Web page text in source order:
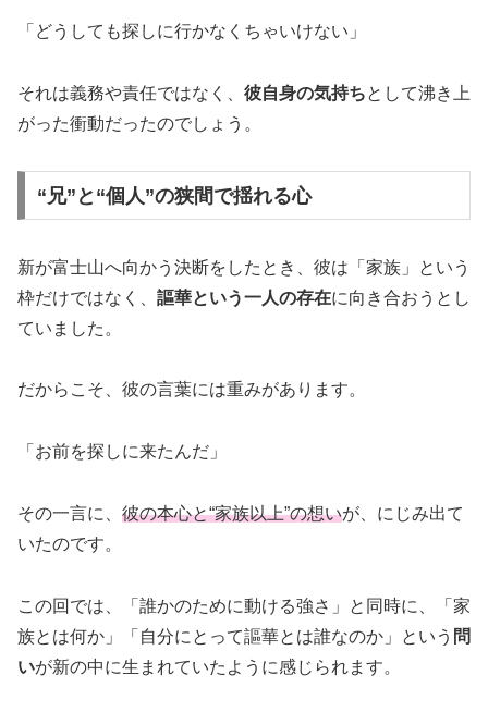
「どうしても探しに行かなくちゃいけない」
それは義務や責任ではなく、 彼自身の気持ちとして沸き上
がった衝動だったのでしょう。
“兄”と“個人”の狭間で揺れる心
新が富士山へ向かう決断をしたとき、彼は「家族」という
枠だけではなく、 謳華という一人の存在に向き合おうとし
ていました。
だからこそ、彼の言葉には重みがあります。
「お前を探しに来たんだ」
その一言に、 彼の本心と“家族以上”の想いが、にじみ出て
いたのです。
この回では、「誰かのために動ける強さ」と同時に、「家
族とは何か」「自分にとって謳華とは誰なのか」という 問
いが新の中に生まれていたように感じられます。